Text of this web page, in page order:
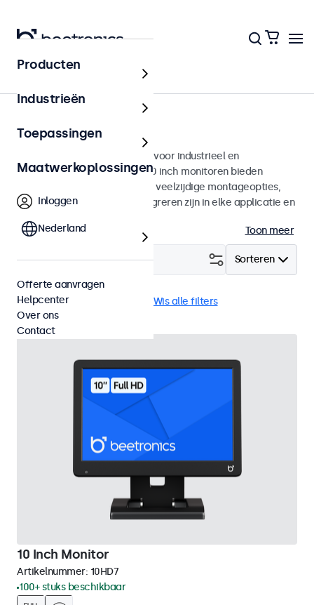
Monitoren
10 inch monitoren
10 inch monitoren ontworpen voor industrieel en
commercieel gebruik. Deze 10 inch monitoren bieden
diverse videoaansluitingen en veelzijdige montageopties,
waarmee ze naadloos te integreren zijn in elke applicatie en
Toon meer
Sorteren
Filter (3)
10 inch monitoren Wis alle filters
10 Inch Monitor
Artikelnummer: 10HD7
100+ stuks beschikbaar
Producten
Industrieën
Toepassingen
Maatwerkoplossingen
Inloggen
Nederland
Offerte aanvragen
Helpcenter
Over ons
Contact